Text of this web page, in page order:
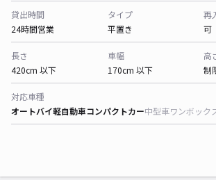
貸出時間
24時間営業
タイプ
平置き
再
可
長さ
420cm 以下
車幅
170cm 以下
高
制
対応車種
オートバイ軽自動車コンパクトカー中型車ワンボック